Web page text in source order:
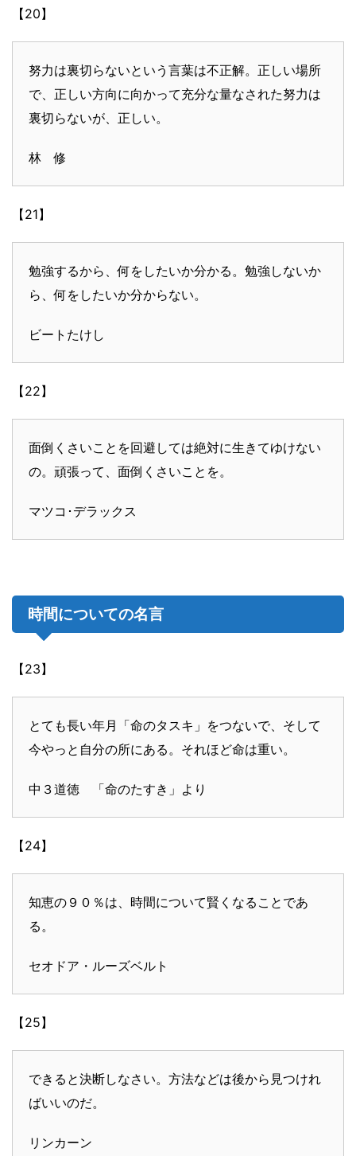
【20】
努力は裏切らないという言葉は不正解。正しい場所
で、正しい方向に向かって充分な量なされた努力は
裏切らないが、正しい。
林 修
【21】
勉強するから、何をしたいか分かる。勉強しないか
ら、何をしたいか分からない。
ビートたけし
【22】
面倒くさいことを回避しては絶対に生きてゆけない
の。頑張って、面倒くさいことを。
マツコ･デラックス
時間についての名言
【23】
とても長い年月「命のタスキ」をつないで、そして
今やっと自分の所にある。それほど命は重い。
中３道徳 「命のたすき」より
【24】
知恵の９０％は、時間について賢くなることであ
る。
セオドア・ルーズベルト
【25】
できると決断しなさい。方法などは後から見つけれ
ばいいのだ。
リンカーン